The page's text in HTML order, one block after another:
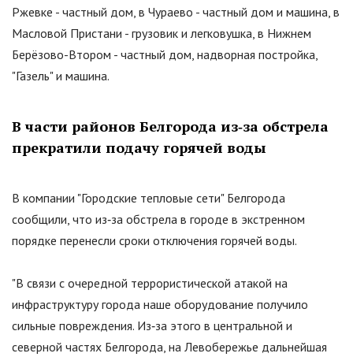
Ржевке - частный дом, в Чураево - частный дом и машина, в
Масловой Пристани - грузовик и легковушка, в Нижнем
Берёзово-Втором - частный дом, надворная постройка,
"Газель"и машина.
В части районов Белгорода из‑за обстрела
прекратили подачу горячей воды
В компании "Городские тепловые сети"Белгорода
сообщили, что из‑за обстрела в городе в экстренном
порядке перенесли сроки отключения горячей воды.
"В связи с очередной террористической атакой на
инфраструктуру города наше оборудование получило
сильные повреждения. Из‑за этого в центральной и
северной частях Белгорода, на Левобережье дальнейшая